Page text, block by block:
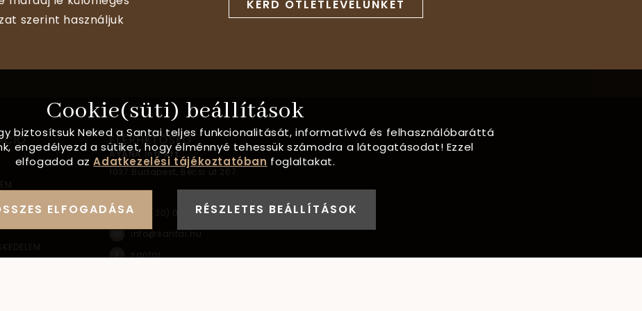
szerint használjuk
KÉRD ÖTLETLEVELÜNKET
ELÉRHETŐSÉG
AYANA Intl Kft.
1037 Budapest, Bécsi út 267.
+36 (30) 093-9900
info@santai.hu
santai
Cookie(süti) beállítások
biztosítsuk Neked a Santai teljes funkcionalitását, informatívvá és felhasználóbaráttá
engedélyezd a sütiket, hogy élménnyé tehessük számodra a látogatásodat! Ezzel
elfogadod azAdatkezelési tájékoztatóban foglaltakat.
ELFOGADÁSA RÉSZLETES BEÁLLÍTÁSOK